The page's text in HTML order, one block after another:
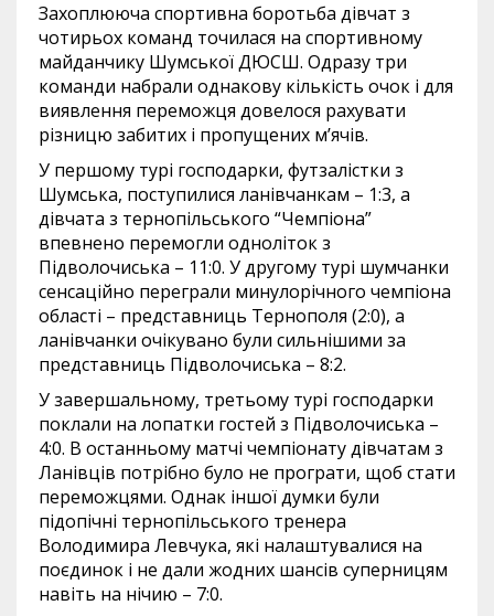
Захоплююча спортивна боротьба дівчат з
чотирьох команд точилася на спортивному
майданчику Шумської ДЮСШ. Одразу три
команди набрали однакову кількість очок і для
виявлення переможця довелося рахувати
різницю забитих і пропущених м’ячів.
У першому турі господарки, футзалістки з
Шумська, поступилися ланівчанкам – 1:3, а
дівчата з тернопільського “Чемпіона”
впевнено перемогли одноліток з
Підволочиська – 11:0. У другому турі шумчанки
сенсаційно переграли минулорічного чемпіона
області – представниць Тернополя (2:0), а
ланівчанки очікувано були сильнішими за
представниць Підволочиська – 8:2.
У завершальному, третьому турі господарки
поклали на лопатки гостей з Підволочиська –
4:0. В останньому матчі чемпіонату дівчатам з
Ланівців потрібно було не програти, щоб стати
переможцями. Однак іншої думки були
підопічні тернопільського тренера
Володимира Левчука, які налаштувалися на
поєдинок і не дали жодних шансів суперницям
навіть на нічию – 7:0.